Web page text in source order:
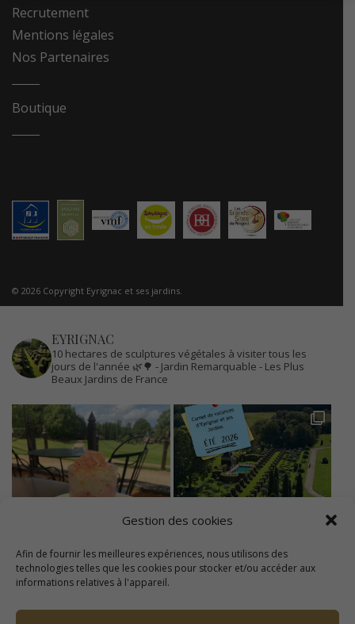
Gestion des cookies
Afin de fournir les meilleures expériences, nous utilisons des
technologies telles que les cookies pour stocker et/ou accéder aux
informations relatives à l'appareil.
Recrutement
Mentions légales
Nos Partenaires
Boutique
© 2026 Copyright Eyrignac et ses jardins.
EYRIGNAC
10 hectares de sculptures végétales à visiter tous les
jours de l'année 🌿🌳 - Jardin Remarquable - Les Plus
Beaux Jardins de France